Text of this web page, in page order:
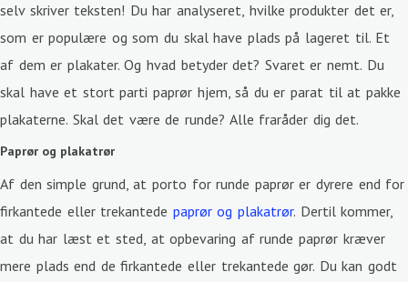
selv skriver teksten! Du har analyseret, hvilke produkter det er,
som er populære og som du skal have plads på lageret til. Et
af dem er plakater. Og hvad betyder det? Svaret er nemt. Du
skal have et stort parti paprør hjem, så du er parat til at pakke
plakaterne. Skal det være de runde? Alle fraråder dig det.
Paprør og plakatrør
Af den simple grund, at porto for runde paprør er dyrere end for
firkantede eller trekantede paprør og plakatrør. Dertil kommer,
at du har læst et sted, at opbevaring af runde paprør kræver
mere plads end de firkantede eller trekantede gør. Du kan godt